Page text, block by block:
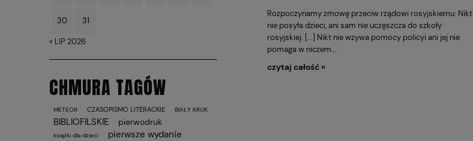
30 31
« LIP 2026
CHMURA TAGÓW
METEOR CZASOPISMO LITERACKIE BIAŁY KRUK
BIBLIOFILSKIE pierwodruk
książki dla dzieci pierwsze wydanie
Rozpoczynamy zmowę przeciw rządowi rosyjskiemu: Nikt
nie posyła dzieci, ani sam nie uczęszcza do szkoły
rosyjskiej. [...] Nikt nie wzywa pomocy policyi ani jej nie
pomaga w niczem...
czytaj całość »